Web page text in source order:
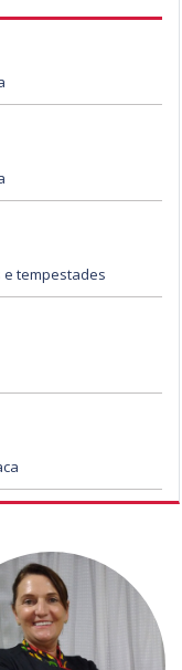
e tempestades